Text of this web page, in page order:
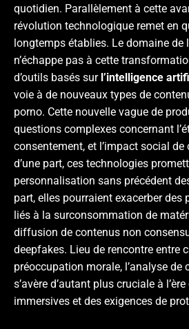
quotidien. Parallèlement à cette
révolution technologique remet en
longtemps établies. Le domaine de
n’échappe pas à cette
d’outils basés sur l’intelligence
voie à de nouveaux types de
porno. Cette nouvelle vague de
questions complexes concernant
consentement, et l’impact social
d’une part, ces technologies
personnalisation sans précédent
part, elles pourraient exacerber des
liés à la surconsommation de
diffusion de contenus non
deepfakes. Lieu de rencontre entre
préoccupation morale, l’analyse de
s’avère d’autant plus cruciale à
immersives et des exigences de